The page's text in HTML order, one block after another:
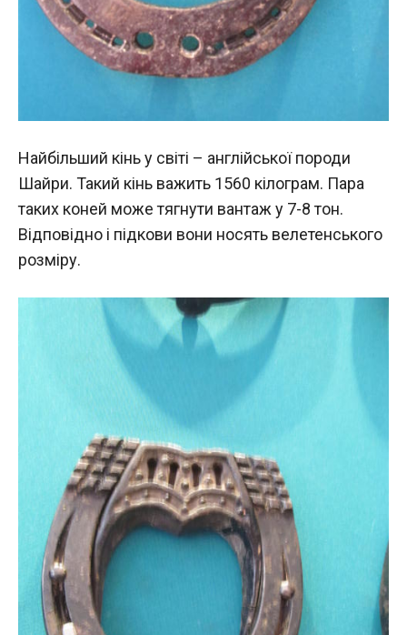
Найбільший кінь у світі – англійської породи
Шайри. Такий кінь важить 1560 кілограм. Пара
таких коней може тягнути вантаж у 7-8 тон.
Відповідно і підкови вони носять велетенського
розміру.